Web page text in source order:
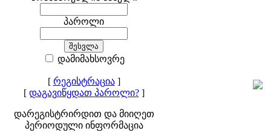
პაროლი
დამიმახსოვრე
[ რეგისტრაცია]
[ დაგავიწყდათ პაროლი?]
დარეგისტრირდით და მიიღეთ
პერიოდული ინფორმაცია